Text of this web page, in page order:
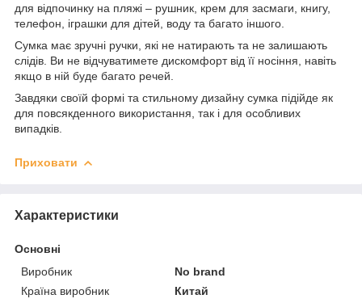
для відпочинку на пляжі – рушник, крем для засмаги, книгу,
телефон, іграшки для дітей, воду та багато іншого.
Сумка має зручні ручки, які не натирають та не залишають
слідів. Ви не відчуватимете дискомфорт від її носіння, навіть
якщо в ній буде багато речей.
Завдяки своїй формі та стильному дизайну сумка підійде як
для повсякденного використання, так і для особливих
випадків.
Приховати
Характеристики
Основні
Виробник
No brand
Країна виробник
Китай